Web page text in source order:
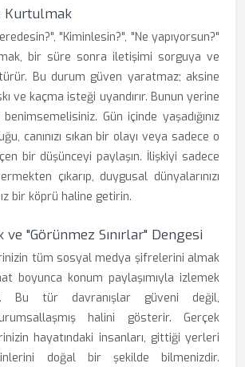
Kurtulmak
"Kiminlesin?", "Ne yapıyorsun?"
bir süre sonra iletişimi sorguya ve
Bu durum güven yaratmaz; aksine
ve kaçma isteği uyandırır. Bunun yerine
Gün içinde yaşadığınız
canınızı sıkan bir olayı veya sadece o
bir düşünceyi paylaşın. İlişkiyi sadece
çıkarıp, duygusal dünyalarınızı
bir köprü haline getirin.
ve "Görünmez Sınırlar" Dengesi
tüm sosyal medya şifrelerini almak
boyunca konum paylaşımıyla izlemek
Bu tür davranışlar güveni değil,
halini gösterir. Gerçek
hayatındaki insanları, gittiği yerleri
doğal bir şekilde bilmenizdir.